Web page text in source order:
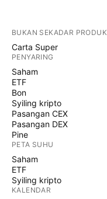
BUKAN SEKADAR PRODUK
Carta Super
PENYARING
Saham
ETF
Bon
Syiling kripto
Pasangan CEX
Pasangan DEX
Pine
PETA SUHU
Saham
ETF
Syiling kripto
KALENDAR